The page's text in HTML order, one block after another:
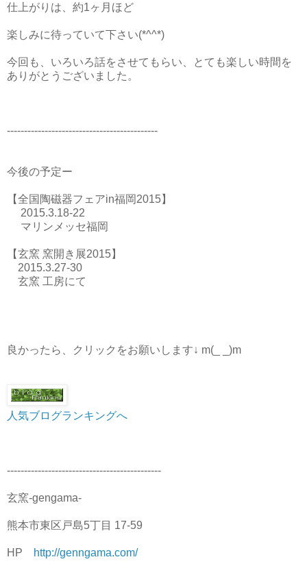
仕上がりは、約1ヶ月ほど
楽しみに待っていて下さい(*^^*)
今回も、いろいろ話をさせてもらい、とても楽しい時間を
ありがとうございました。
--------------------------------------------
今後の予定ー
【全国陶磁器フェアin福岡2015】
2015.3.18-22
マリンメッセ福岡
【玄窯 窯開き展2015】
2015.3.27-30
玄窯 工房にて
良かったら、クリックをお願いします↓ m(_ _)m
人気ブログランキングへ
---------------------------------------------
玄窯-gengama-
熊本市東区戸島5丁目 17-59
HP http://genngama.com/